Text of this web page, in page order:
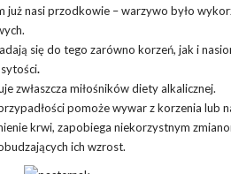
już nasi przodkowie – warzywo było
się do tego zarówno korzeń, jak i
.
zwłaszcza miłośników diety alkalicznej.
pomoże wywar z korzenia lub
krwi, zapobiega niekorzystnym
ich wzrost.